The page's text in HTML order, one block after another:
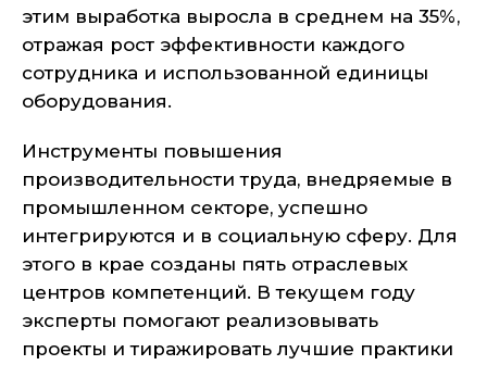
этим выработка выросла в среднем на 35%,
отражая рост эффективности каждого
сотрудника и использованной единицы
оборудования.
Инструменты повышения
производительности труда, внедряемые в
промышленном секторе, успешно
интегрируются и в социальную сферу. Для
этого в крае созданы пять отраслевых
центров компетенций. В текущем году
эксперты помогают реализовывать
проекты и тиражировать лучшие практики